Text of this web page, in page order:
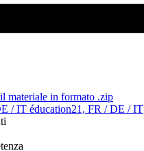
materiale in formato .zip
/ IT éducation21, FR / DE / IT